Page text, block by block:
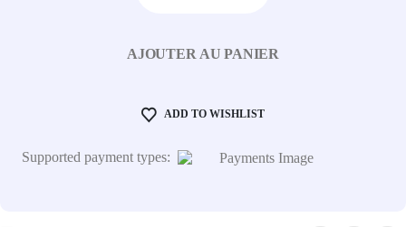
AJOUTER AU PANIER
ADD TO WISHLIST
Supported payment types: